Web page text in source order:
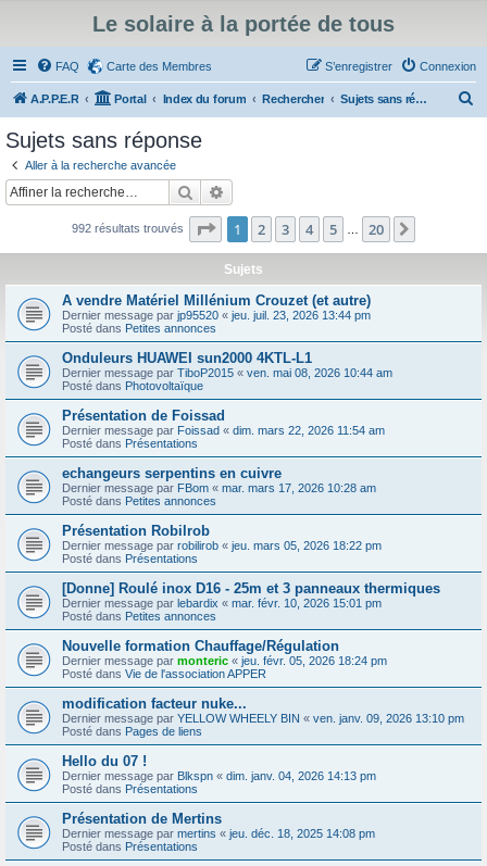
Le solaire à la portée de tous
FAQ Carte des Membres Connexion
S’enregistrer
A.P.P.E.R Portal Index du forum Rechercher Sujets sans réponse
c
Sujets sans réponse
Aller à la recherche avancée
Rechercher
992 résultats trouvés Page 1sur20
1 2 3 4 5 20
Sujets
A vendre Matériel Millénium Crouzet (et autre)
Dernier message par jp95520 « jeu. juil. 23, 2026 13:44 pm
Posté dans Petites annonces
Onduleurs HUAWEI sun2000 4KTL-L1
Dernier message par TiboP2015 « ven. mai 08, 2026 10:44 am
Posté dans Photovoltaïque
Présentation de Foissad
Dernier message par Foissad « dim. mars 22, 2026 11:54 am
Posté dans Présentations
echangeurs serpentins en cuivre
Dernier message par FBom « mar. mars 17, 2026 10:28 am
Posté dans Petites annonces
Présentation Robilrob
Dernier message par robilirob « jeu. mars 05, 2026 18:22 pm
Posté dans Présentations
[Donne] Roulé inox D16 - 25m et 3 panneaux thermiques
Dernier message par lebardix « mar. févr. 10, 2026 15:01 pm
Posté dans Petites annonces
Nouvelle formation Chauffage/Régulation
Dernier message par monteric « jeu. févr. 05, 2026 18:24 pm
Posté dans Vie de l'association APPER
modification facteur nuke...
Dernier message par YELLOW WHEELY BIN « ven. janv. 09, 2026 13:10 pm
Posté dans Pages de liens
Hello du 07 !
Dernier message par Blkspn « dim. janv. 04, 2026 14:13 pm
Posté dans Présentations
Présentation de Mertins
Dernier message par mertins « jeu. déc. 18, 2025 14:08 pm
Posté dans Présentations